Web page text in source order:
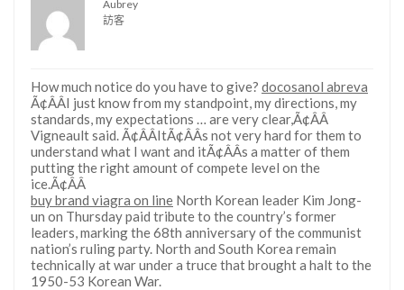
Aubrey
訪客
How much notice do you have to give? docosanol abreva
Ã¢ÂÂI just know from my standpoint, my directions, my
standards, my expectations … are very clear,Ã¢ÂÂ
Vigneault said. Ã¢ÂÂItÃ¢ÂÂs not very hard for them to
understand what I want and itÃ¢ÂÂs a matter of them
putting the right amount of compete level on the
ice.Ã¢ÂÂ
buy brand viagra on line North Korean leader Kim Jong-
un on Thursday paid tribute to the country’s former
leaders, marking the 68th anniversary of the communist
nation’s ruling party. North and South Korea remain
technically at war under a truce that brought a halt to the
1950-53 Korean War.